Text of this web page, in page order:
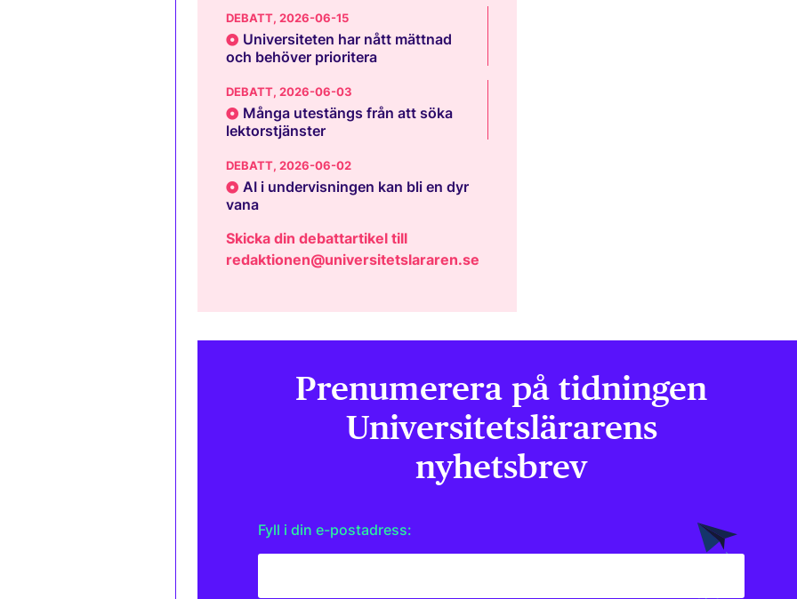
DEBATT, 2026-06-15
Universiteten har nått mättnad
och behöver prioritera
DEBATT, 2026-06-03
Många utestängs från att söka
lektorstjänster
DEBATT, 2026-06-02
AI i undervisningen kan bli en dyr
vana
Skicka din debattartikel till
redaktionen@universitetslararen.se
Prenumerera på tidningen
Universitets­lärarens
nyhetsbrev
Fyll i din e-postadress: